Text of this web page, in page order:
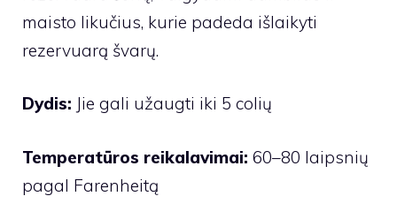
maisto likučius, kurie padeda išlaikyti
rezervuarą švarų.
Dydis: Jie gali užaugti iki 5 colių
Temperatūros reikalavimai: 60–80 laipsnių
pagal Farenheitą